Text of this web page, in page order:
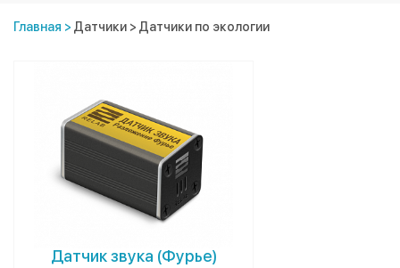
Главная > Датчики > Датчики по экологии
Датчик звука (Фурье)